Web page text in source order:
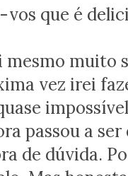
que é
mesmo
vez irei
passou a
de dúvida.